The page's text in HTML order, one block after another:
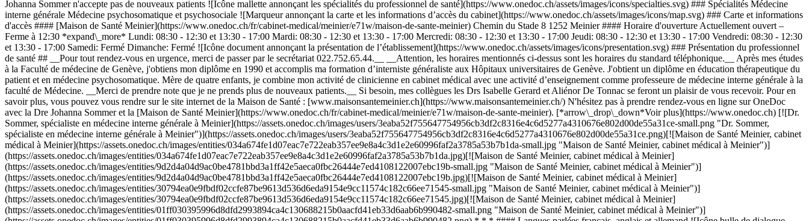
Johanna Sommer n'accepte pas de nouveaux patients ![Icône mallette annonçant les spécialités du professionnel de santé](https://www.onedoc.ch/assets/images/icons/specialties.svg) ### Spécialités Médecine
interne générale Médecine psychosomatique et psychosociale ![Marqueur annonçant la carte et les informations d’accès du cabinet](https://www.onedoc.ch/assets/images/icons/map.svg) ### Carte et informations
d'accès #### [Maison de Santé Meinier](https://www.onedoc.ch/fr/cabinet-medical/meinier/e71w/maison-de-sante-meinier) Chemin du Stade 8 1252 Meinier #### Horaire d'ouverture Actuellement ouvert –
Ferme à 12:30 *expand\_more* Lundi: 08:30 - 12:30 et 13:30 - 17:00 Mardi: 08:30 - 12:30 et 13:30 - 17:00 Mercredi: 08:30 - 12:30 et 13:30 - 17:00 Jeudi: 08:30 - 12:30 et 13:30 - 17:00 Vendredi: 08:30 - 12:30
et 13:30 - 17:00 Samedi: Fermé Dimanche: Fermé ![Icône document annonçant la présentation de l’établissement](https://www.onedoc.ch/assets/images/icons/presentation.svg) ### Présentation du professionnel
de santé ## __Pour tout rendez-vous en urgence, merci de passer par le secrétariat 022.752.65.44.__ __Attention, les horaires mentionnés ci-dessus sont les horaires du standard téléphonique.__ Après mes études
à la Faculté de médecine de Genève, j'obtiens mon diplôme en 1990 et accomplis ma formation d’interniste généraliste aux Hôpitaux universitaires de Genève. J'obtient un diplôme en éducation thérapeutique du
patient et en médecine psychosomatique. Mère de quatre enfants, je combine mon activité de clinicienne en cabinet médical avec une activité d’enseignement comme professeure de médecine interne générale à la
faculté de Médecine. __Merci de prendre note que je ne prends plus de nouveaux patients.__ Si besoin, mes collègues les Drs Isabelle Gerard et Aliénor De Tonnac se feront un plaisir de vous recevoir. Pour en
savoir plus, vous pouvez vous rendre sur le site internet de la Maison de Santé : [www.maisonsantemeinier.ch](https://www.maisonsantemeinier.ch/) N'hésitez pas à prendre rendez-vous en ligne sur OneDoc
avec la Dre Johanna Sommer et la [Maison de Santé Meinier](https://www.onedoc.ch/fr/cabinet-medical/meinier/e71w/maison-de-sante-meinier). [*arrow\_drop\_down*Voir plus](https://www.onedoc.ch) [![Dr.
Sommer, spécialiste en médecine interne générale à Meinier](https://assets.onedoc.ch/images/users/3eaba52f755647754956cb3df2c8316e4c6d5277a4310676e802d00de55a31ce-small.png "Dr. Sommer,
spécialiste en médecine interne générale à Meinier")](https://assets.onedoc.ch/images/users/3eaba52f755647754956cb3df2c8316e4c6d5277a4310676e802d00de55a31ce.png)[![Maison de Santé Meinier, cabinet
médical à Meinier](https://assets.onedoc.ch/images/entities/034a674fe1d07eac7e722eab357ee9e8a4c3d1e2e60996faf2a3785a53b7b1da-small.jpg "Maison de Santé Meinier, cabinet médical à Meinier")]
(https://assets.onedoc.ch/images/entities/034a674fe1d07eac7e722eab357ee9e8a4c3d1e2e60996faf2a3785a53b7b1da.jpg)[![Maison de Santé Meinier, cabinet médical à Meinier]
(https://assets.onedoc.ch/images/entities/9d2d4a04d9ac0be4781bbd3a1ff42e5aeca0fbc26444e7ed4108122007ebc19b-small.jpg "Maison de Santé Meinier, cabinet médical à Meinier")]
(https://assets.onedoc.ch/images/entities/9d2d4a04d9ac0be4781bbd3a1ff42e5aeca0fbc26444e7ed4108122007ebc19b.jpg)[![Maison de Santé Meinier, cabinet médical à Meinier]
(https://assets.onedoc.ch/images/entities/30794ea0e9fbdf02ccfe87be9613d536d6eda9154e9cc11574c182c66ee71545-small.jpg "Maison de Santé Meinier, cabinet médical à Meinier")]
(https://assets.onedoc.ch/images/entities/30794ea0e9fbdf02ccfe87be9613d536d6eda9154e9cc11574c182c66ee71545.jpg)[![Maison de Santé Meinier, cabinet médical à Meinier]
(https://assets.onedoc.ch/images/entities/01ff030395996d8dfd2993894ca4c130688215b0aacfd41eb33d6aab6b990482-small.png "Maison de Santé Meinier, cabinet médical à Meinier")]